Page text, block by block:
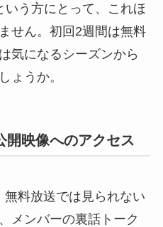
う方にとって、これほ
せん。初回2週間は無料
気になるシーズンから
ょうか。
開映像へのアクセス
料放送では見られない
メンバーの裏話トーク